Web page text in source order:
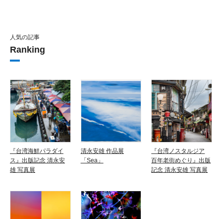
人気の記事
Ranking
『台湾海鮮パラダイ
ス』出版記念 清永安
雄 写真展
清永安雄 作品展
「Sea」
『台湾ノスタルジア
百年老街めぐり』出版
記念 清永安雄 写真展